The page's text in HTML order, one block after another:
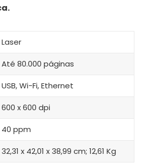
Laser
Até 80.000 páginas
USB, Wi-Fi, Ethernet
600 x 600 dpi
40 ppm
32,31 x 42,01 x 38,99 cm; 12,61 Kg